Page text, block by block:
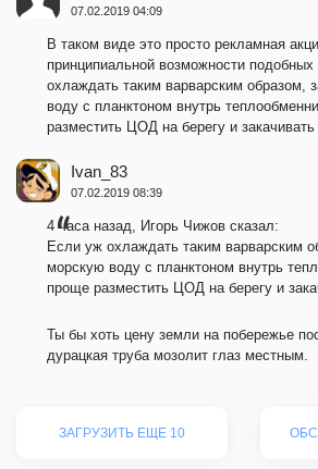
07.02.2019 04:09
В таком виде это просто рекламная
принципиальной возможности
охлаждать таким варварским образом,
воду с планктоном внутрь
разместить ЦОД на берегу и закачивать
Ivan_83
07.02.2019 08:39
4 часа назад, Игорь Чижов сказал:
Если уж охлаждать таким варварским
морскую воду с планктоном внутрь
проще разместить ЦОД на берегу и
Ты бы хоть цену земли на побережье
дурацкая труба мозолит глаз местным.
ЗАГРУЗИТЬ ЕЩЕ 10